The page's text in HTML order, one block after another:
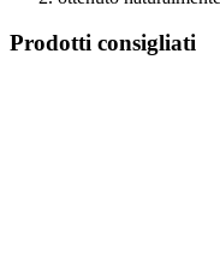
Prodotti consigliati